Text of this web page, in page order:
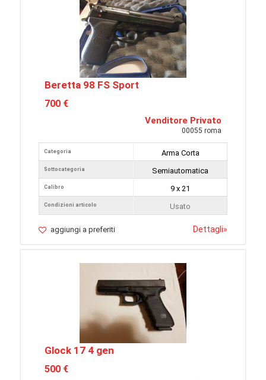
Beretta 98 FS Sport
700 €
Venditore Privato
00055 roma
Categoria
Sottocategoria
Calibro
Condizioni articolo
Arma Corta
Semiautomatica
9 x 21
Usato
aggiungi a preferiti Dettagli»
Glock 17 4 gen
500 €